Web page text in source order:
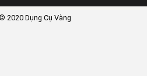
2020 Dụng Cụ Vàng